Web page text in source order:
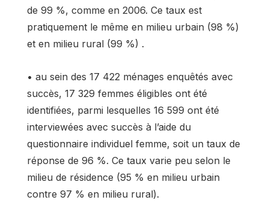
de 99 %, comme en 2006. Ce taux est
pratiquement le même en milieu urbain (98 %)
et en milieu rural (99 %) .
• au sein des 17 422 ménages enquêtés avec
succès, 17 329 femmes éligibles ont été
identifiées, parmi lesquelles 16 599 ont été
interviewées avec succès à l’aide du
questionnaire individuel femme, soit un taux de
réponse de 96 %. Ce taux varie peu selon le
milieu de résidence (95 % en milieu urbain
contre 97 % en milieu rural).